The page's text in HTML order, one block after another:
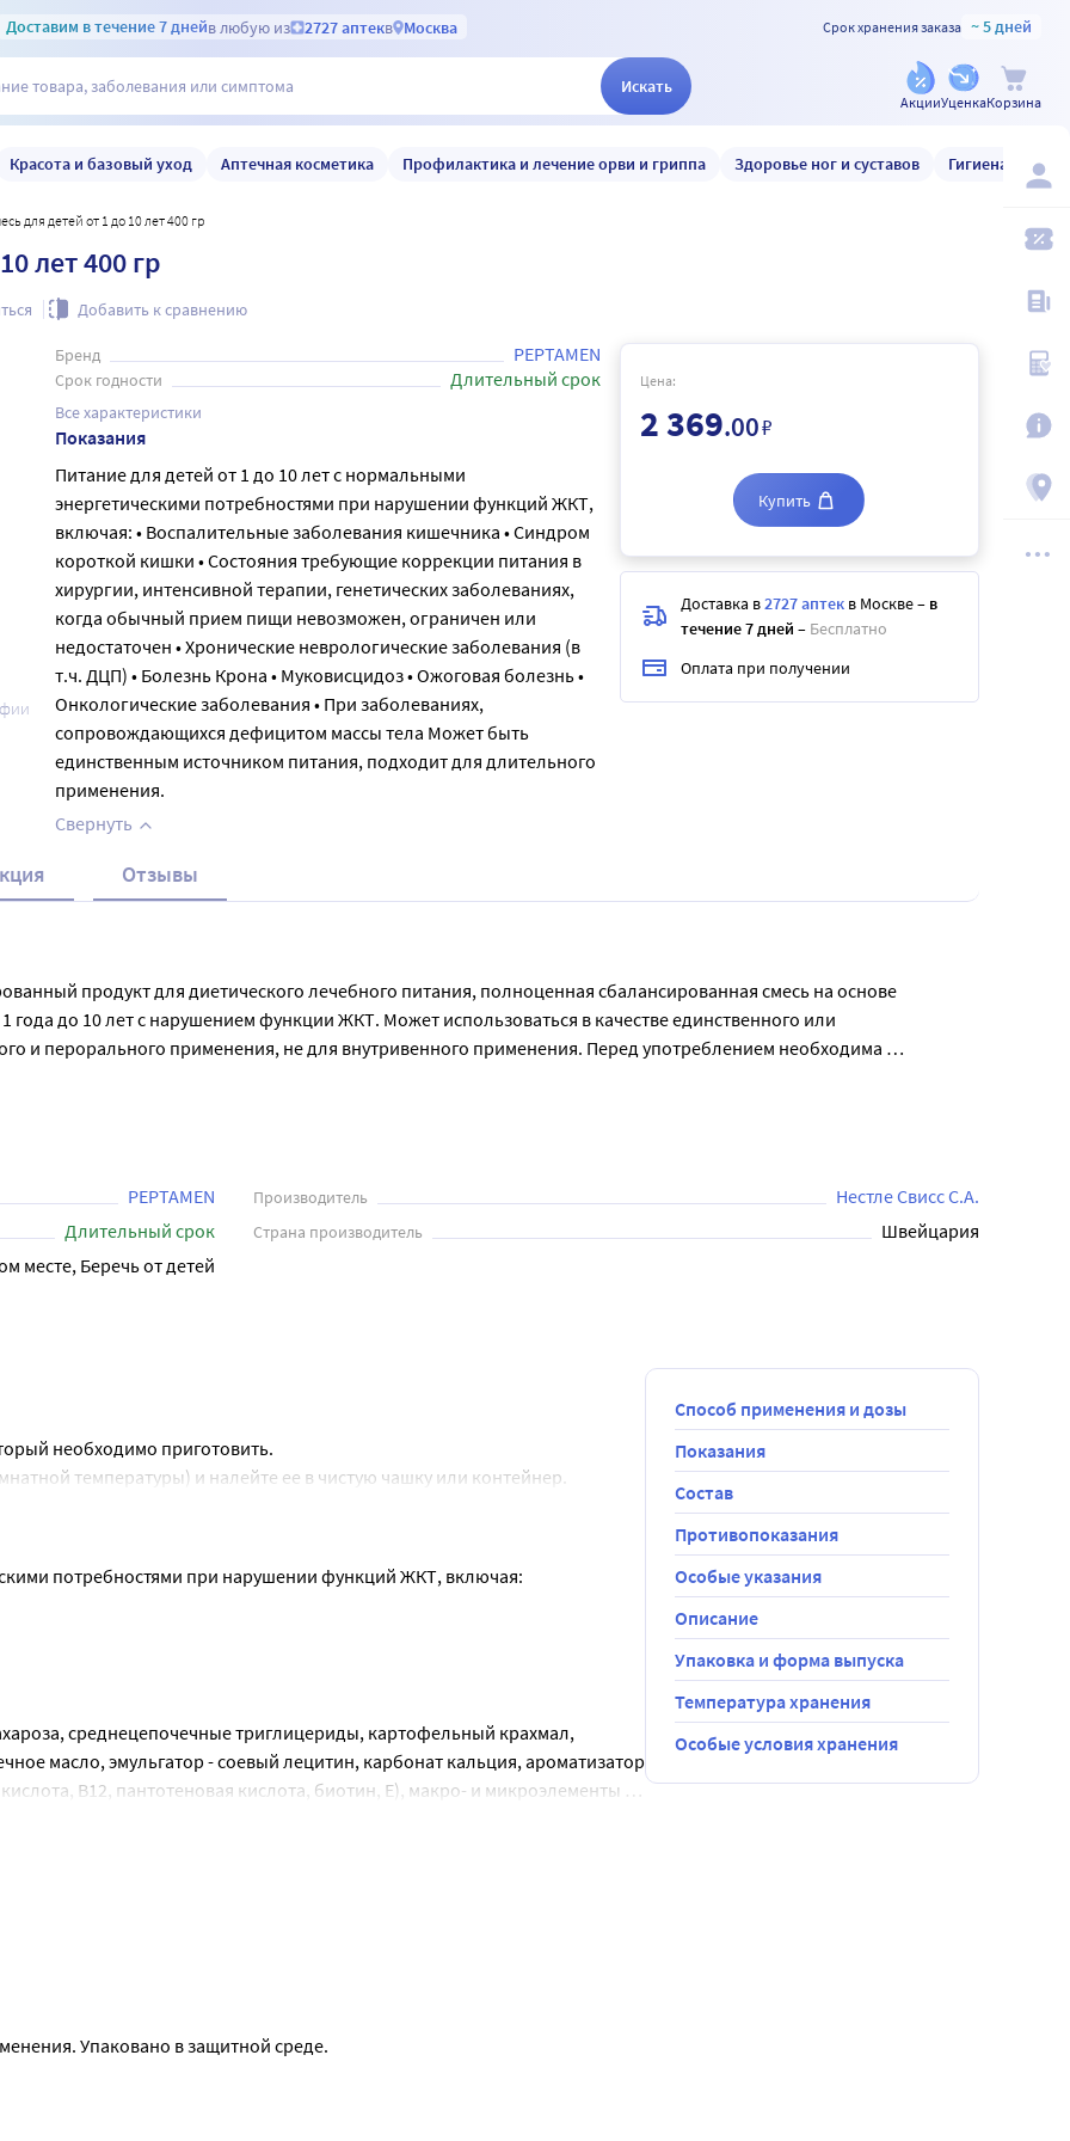
Доставим в течение 7 днейв любую из 2727 аптекв Москва Срок хранения заказа ~ 5 дней
Искать
АкцииУценкаКорзина
Красота и базовый уход Аптечная косметика Профилактика и лечение орви и гриппа Здоровье ног и суставов Гигиена и уход
для детей от 1 до 10 лет 400 гр
лет 400 гр
Добавить к сравнению
Бренд PEPTAMEN
Срок годности Длительный срок
Все характеристики
Показания
Питание для детей от 1 до 10 лет с нормальными
энергетическими потребностями при нарушении функций ЖКТ,
включая: • Воспалительные заболевания кишечника • Синдром
короткой кишки • Состояния требующие коррекции питания в
хирургии, интенсивной терапии, генетических заболеваниях,
когда обычный прием пищи невозможен, ограничен или
недостаточен • Хронические неврологические заболевания (в
т.ч. ДЦП) • Болезнь Крона • Муковисцидоз • Ожоговая болезнь •
Онкологические заболевания • При заболеваниях,
сопровождающихся дефицитом массы тела Может быть
единственным источником питания, подходит для длительного
применения.
Свернуть
Цена:
2 369.00₽
Купить
Доставка в2727 аптек в Москве– в
течение 7 дней – Бесплатно
Оплата при получении
Отзывы
продукт для диетического лечебного питания, полноценная сбалансированная смесь на основе
до 10 лет с нарушением функции ЖКТ. Может использоваться в качестве единственного или
и перорального применения, не для внутривенного применения. Перед употреблением необходима
смеси.
терапии, генетических заболеваниях, когда обычный прием пищи невозможен, ограничен или
длительного применения.
PEPTAMEN Производитель Нестле Свисс С.А.
Длительный срок Страна производитель Швейцария
месте, Беречь от детей
необходимо приготовить.
температуры) и налейте ее в чистую чашку или контейнер.
ее растворения.
потребностями при нарушении функций ЖКТ, включая:
длительного применения.
среднецепочечные триглицериды, картофельный крахмал,
масло, эмульгатор - соевый лецитин, карбонат кальция, ароматизатор
В12, пантотеновая кислота, биотин, Е), макро- и микроэлементы
Упаковано в защитной среде.
Способ применения и дозы
Показания
Состав
Противопоказания
Особые указания
Описание
Упаковка и форма выпуска
Температура хранения
Особые условия хранения